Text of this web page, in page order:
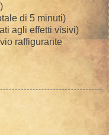
di 5 minuti)
agli effetti visivi)
raffigurante